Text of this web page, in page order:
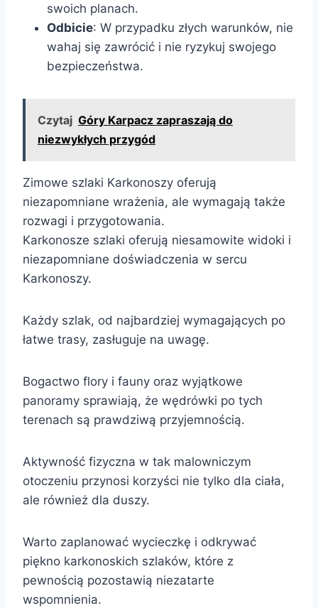
swoich planach.
Odbicie: W przypadku złych warunków, nie
wahaj się zawrócić i nie ryzykuj swojego
bezpieczeństwa.
Czytaj Góry Karpacz zapraszają do
niezwykłych przygód
Zimowe szlaki Karkonoszy oferują
niezapomniane wrażenia, ale wymagają także
rozwagi i przygotowania.
Karkonosze szlaki oferują niesamowite widoki i
niezapomniane doświadczenia w sercu
Karkonoszy.
Każdy szlak, od najbardziej wymagających po
łatwe trasy, zasługuje na uwagę.
Bogactwo flory i fauny oraz wyjątkowe
panoramy sprawiają, że wędrówki po tych
terenach są prawdziwą przyjemnością.
Aktywność fizyczna w tak malowniczym
otoczeniu przynosi korzyści nie tylko dla ciała,
ale również dla duszy.
Warto zaplanować wycieczkę i odkrywać
piękno karkonoskich szlaków, które z
pewnością pozostawią niezatarte
wspomnienia.